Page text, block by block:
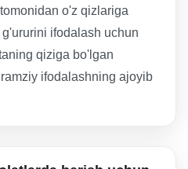
o'z qizlariga
ifodalash uchun
qiziga bo'lgan
ifodalashning ajoyib